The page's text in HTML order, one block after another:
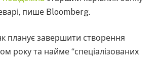
пише Bloomberg.
планує завершити створення
року та найме “спеціалізованих